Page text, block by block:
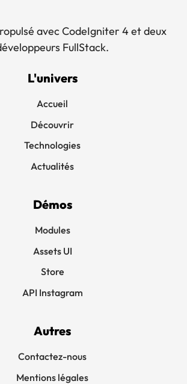
avec CodeIgniter 4 et deux
FullStack.
L'univers
Accueil
Découvrir
Technologies
Actualités
Démos
Modules
Assets UI
Store
API Instagram
Autres
Contactez-nous
Mentions légales